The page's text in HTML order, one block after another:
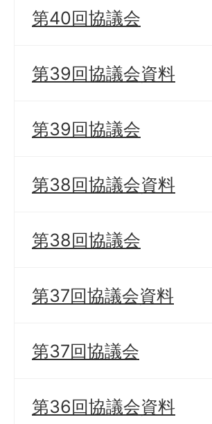
第40回協議会
第39回協議会資料
第39回協議会
第38回協議会資料
第38回協議会
第37回協議会資料
第37回協議会
第36回協議会資料